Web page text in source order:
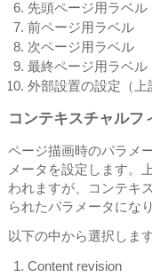
先頭ページ用ラベル
前ページ用ラベル
次ページ用ラベル
最終ページ用ラベル
外部設置の設定（上
コンテキスチャルフ
ページ描画時のパラメ
メータを設定します。
われますが、コンテキ
られたパラメータにな
以下の中から選択します
Content revision